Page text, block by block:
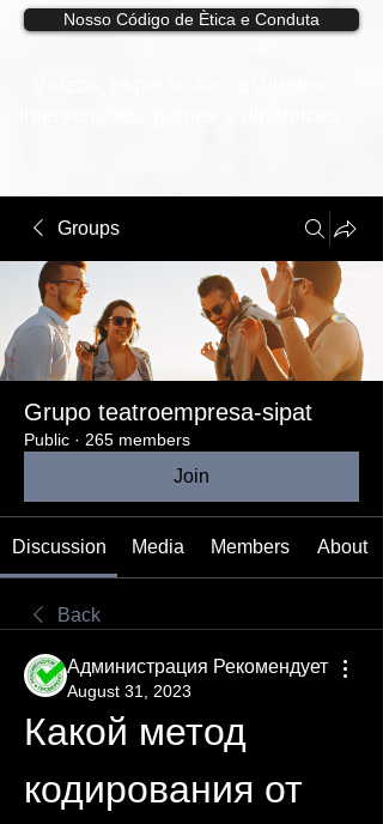
Nosso Código de Ètica e Conduta
Groups
Grupo teatroempresa-sipat
Public · 265 members
Join
Discussion Media Members About
Back
Администрация Рекомендует
August 31, 2023
Какой метод
кодирования от